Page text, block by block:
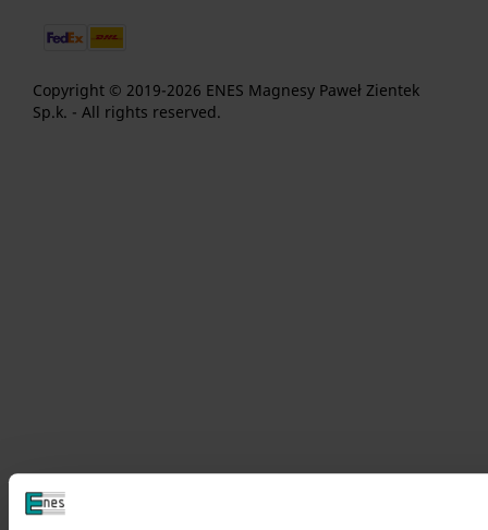
Copyright © 2019-2026 ENES Magnesy Paweł Zientek
Sp.k. - All rights reserved.